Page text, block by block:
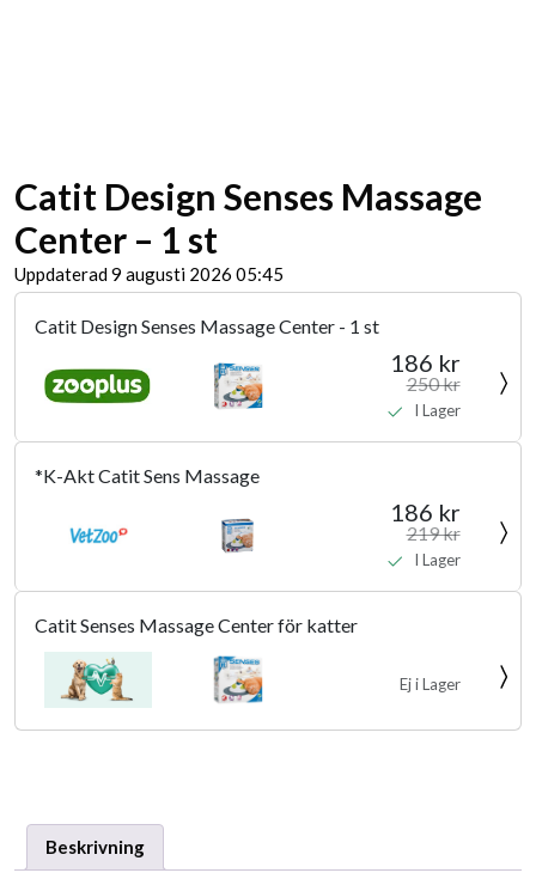
Catit Design Senses Massage
Center – 1 st
Uppdaterad 9 augusti 2026 05:45
Catit Design Senses Massage Center - 1 st
186 kr
250 kr
I Lager
*K-Akt Catit Sens Massage
186 kr
219 kr
I Lager
Catit Senses Massage Center för katter
Ej i Lager
Beskrivning